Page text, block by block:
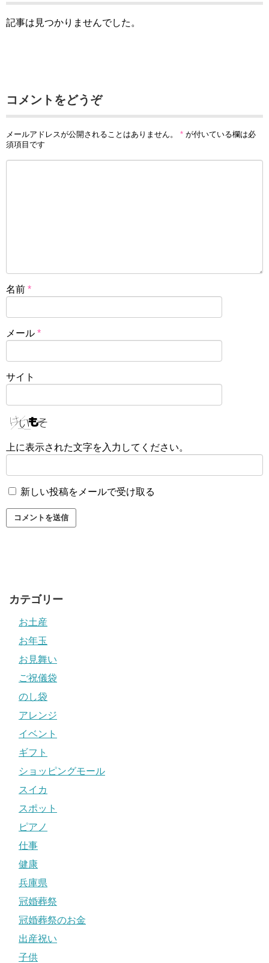
記事は見つかりませんでした。
コメントをどうぞ
メールアドレスが公開されることはありません。 * が付いている欄は必
須項目です
名前 *
メール *
サイト
上に表示された文字を入力してください。
新しい投稿をメールで受け取る
カテゴリー
お土産
お年玉
お見舞い
ご祝儀袋
のし袋
アレンジ
イベント
ギフト
ショッピングモール
スイカ
スポット
ピアノ
仕事
健康
兵庫県
冠婚葬祭
冠婚葬祭のお金
出産祝い
子供